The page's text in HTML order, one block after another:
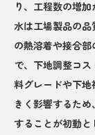
り、工程数の増
水は工場製品の
の熱溶着や接合
で、下地調整コ
料グレードや下
きく影響するた
することが初動